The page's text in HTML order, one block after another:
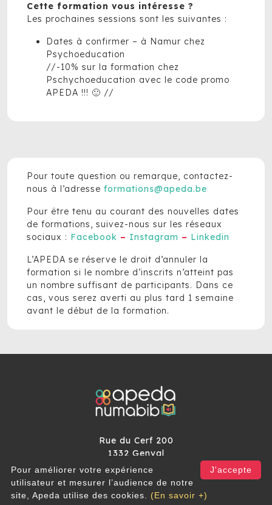
Cette formation vous intéresse ?
Les prochaines sessions sont les suivantes :
Dates à confirmer – à Namur chez
Psychoeducation
//-10% sur la formation chez
Pschychoeducation avec le code promo
APEDA !!! 🙂 //
Pour toute question ou remarque, contactez-
nous à l’adresse formations@apeda.be
Pour être tenu au courant des nouvelles dates
de formations, suivez-nous sur les réseaux
sociaux : Facebook – Instagram – Linkedin
L’APEDA se réserve le droit d’annuler la
formation si le nombre d’inscrits n’atteint pas
un nombre suffisant de participants. Dans ce
cas, vous serez averti au plus tard 1 semaine
avant le début de la formation.
Rue du Cerf 200
1332 Genval
info@apeda.be
J'accepte
Pour améliorer votre expérience
utilisateur et mesurer l’audience de notre
site, Apeda utilise des cookies. (En savoir +)